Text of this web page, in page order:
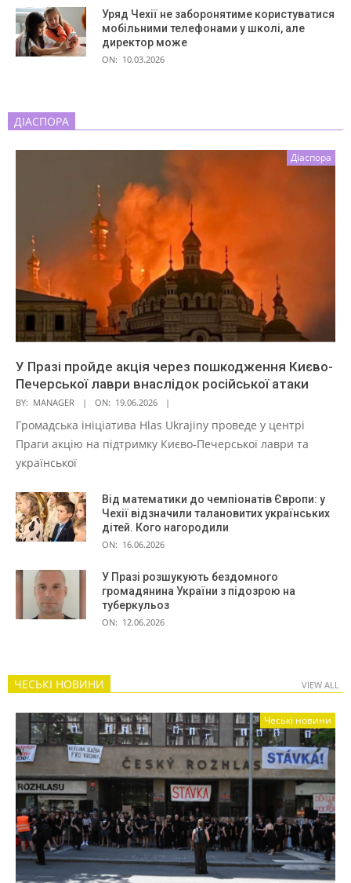
Уряд Чехії не заборонятиме користуватися
мобільними телефонами у школі, але
директор може
ON: 10.03.2026
ДІАСПОРА
Діаспора
У Празі пройде акція через пошкодження Києво-
Печерської лаври внаслідок російської атаки
BY: MANAGER ON: 19.06.2026
Громадська ініціатива Hlas Ukrajiny проведе у центрі
Праги акцію на підтримку Києво-Печерської лаври та
української
Від математики до чемпіонатів Європи: у
Чехії відзначили талановитих українських
дітей. Кого нагородили
ON: 16.06.2026
У Празі розшукують бездомного
громадянина України з підозрою на
туберкульоз
ON: 12.06.2026
ЧЕСЬКІ НОВИНИ VIEW ALL
Чеські новини